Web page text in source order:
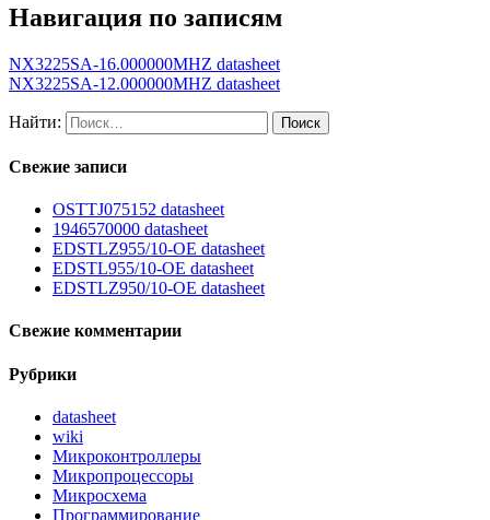
Навигация по записям
NX3225SA-16.000000MHZ datasheet
NX3225SA-12.000000MHZ datasheet
Найти:
Свежие записи
OSTTJ075152 datasheet
1946570000 datasheet
EDSTLZ955/10-OE datasheet
EDSTL955/10-OE datasheet
EDSTLZ950/10-OE datasheet
Свежие комментарии
Рубрики
datasheet
wiki
Микроконтроллеры
Микропроцессоры
Микросхема
Программирование